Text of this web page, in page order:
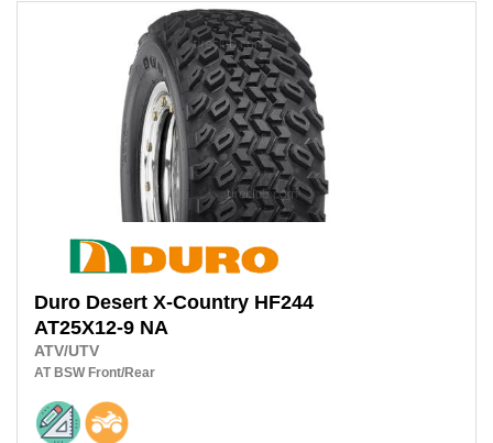
Duro Desert X-Country HF244
AT25X12-9 NA
ATV/UTV
AT BSW Front/Rear